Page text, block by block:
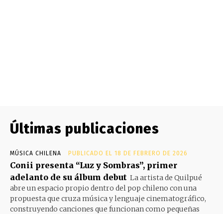
Últimas publicaciones
MÚSICA CHILENA PUBLICADO EL 18 DE FEBRERO DE 2026
Conii presenta “Luz y Sombras”, primer
adelanto de su álbum debut La artista de Quilpué
abre un espacio propio dentro del pop chileno con una
propuesta que cruza música y lenguaje cinematográfico,
construyendo canciones que funcionan como pequeñas